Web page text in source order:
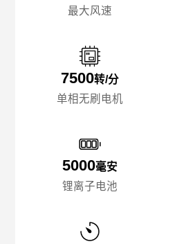
最大风速
7500转/分
单相无刷电机
5000毫安
锂离子电池